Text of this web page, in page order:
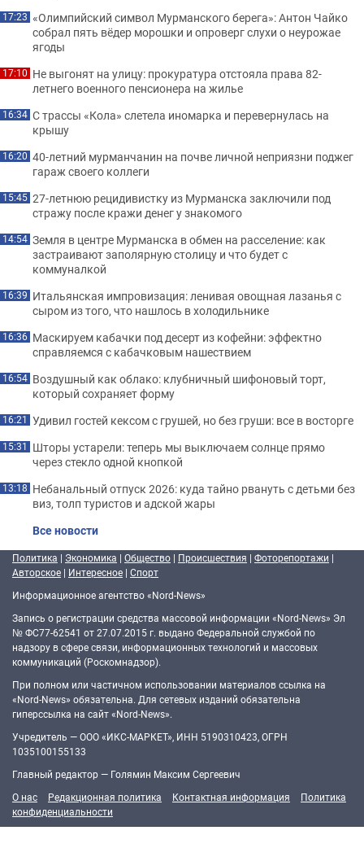
17:23 «Олимпийский символ Мурманского берега»: Антон Чайко
собрал пять вёдер морошки и опроверг слухи о неурожае
ягоды
17:10 Не выгонят на улицу: прокуратура отстояла права 82-
летнего военного пенсионера на жилье
16:34 С трассы «Кола» слетела иномарка и перевернулась на
крышу
16:20 40-летний мурманчанин на почве личной неприязни поджег
гараж своего коллеги
15:45 27-летнюю рецидивистку из Мурманска заключили под
стражу после кражи денег у знакомого
14:54 Земля в центре Мурманска в обмен на расселение: как
застраивают заполярную столицу и что будет с
коммуналкой
16:39 Итальянская импровизация: ленивая овощная лазанья с
сыром из того, что нашлось в холодильнике
16:36 Маскируем кабачки под десерт из кофейни: эффектно
справляемся с кабачковым нашествием
16:54 Воздушный как облако: клубничный шифоновый торт,
который сохраняет форму
16:21 Удивил гостей кексом с грушей, но без груши: все в восторге
15:31 Шторы устарели: теперь мы выключаем солнце прямо
через стекло одной кнопкой
13:18 Небанальный отпуск 2026: куда тайно рвануть с детьми без
виз, толп туристов и адской жары
Все новости
Политика | Экономика | Общество | Происшествия | Фоторепортажи |
Авторское | Интересное | Спорт
Информационное агентство «Nord-News»
Запись о регистрации средства массовой информации «Nord-News» Эл
№ ФС77-62541 от 27.07.2015 г. выдано Федеральной службой по
надзору в сфере связи, информационных технологий и массовых
коммуникаций (Роскомнадзор).
При полном или частичном использовании материалов ссылка на
«Nord-News» обязательна. Для сетевых изданий обязательна
гиперссылка на сайт «Nord-News».
Учредитель — ООО «ИКС-МАРКЕТ», ИНН 5190310423, ОГРН
1035100155133
Главный редактор — Голямин Максим Сергеевич
О нас
Редакционная политика Контактная информация
Политика
конфиденциальности